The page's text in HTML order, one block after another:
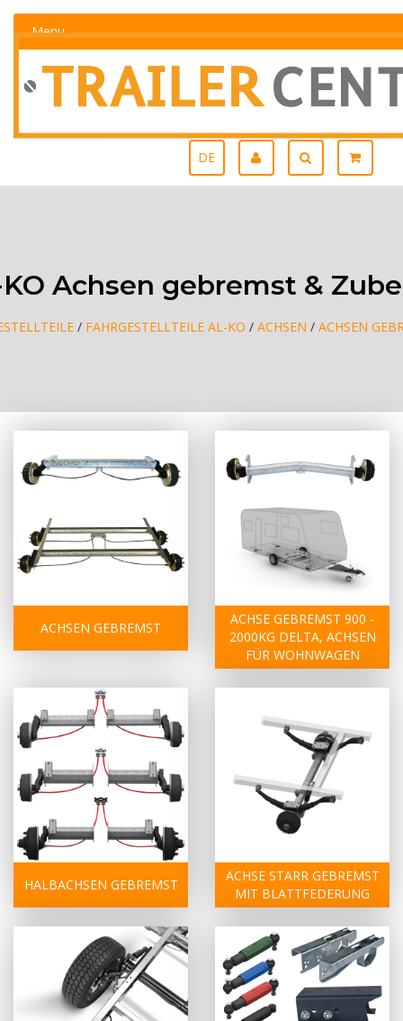
Menu
DE
Achsen gebremst &
/ FAHRGESTELLTEILE AL-KO / ACHSEN / ACHSEN
ACHSEN GEBREMST
ACHSE GEBREMST 900 -
2000KG DELTA, ACHSEN
FÜR WOHNWAGEN
HALBACHSEN GEBREMST
ACHSE STARR GEBREMST
MIT BLATTFEDERUNG